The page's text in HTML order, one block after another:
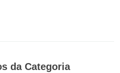
da Categoria